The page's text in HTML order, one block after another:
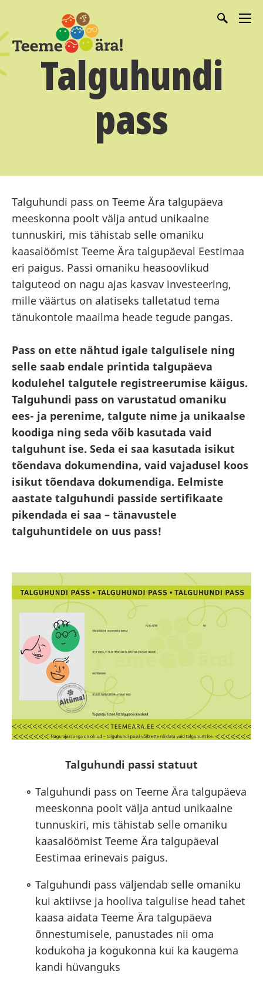
Talguhundi
pass
Talguhundi pass on Teeme Ära talgupäeva
meeskonna poolt välja antud unikaalne
tunnuskiri, mis tähistab selle omaniku
kaasalöömist Teeme Ära talgupäeval Eestimaa
eri paigus. Passi omaniku heasoovlikud
talguteod on nagu ajas kasvav investeering,
mille väärtus on alatiseks talletatud tema
tänukontole maailma heade tegude pangas.
Pass on ette nähtud igale talgulisele ning
selle saab endale printida talgupäeva
kodulehel talgutele registreerumise käigus.
Talguhundi pass on varustatud omaniku
ees- ja perenime, talgute nime ja unikaalse
koodiga ning seda võib kasutada vaid
talguhunt ise. Seda ei saa kasutada isikut
tõendava dokumendina, vaid vajadusel koos
isikut tõendava dokumendiga. Eelmiste
aastate talguhundi passide sertifikaate
pikendada ei saa – tänavustele
talguhuntidele on uus pass!
Talguhundi passi statuut
Talguhundi pass on Teeme Ära talgupäeva
meeskonna poolt välja antud unikaalne
tunnuskiri, mis tähistab selle omaniku
kaasalöömist Teeme Ära talgupäeval
Eestimaa erinevais paigus.
Talguhundi pass väljendab selle omaniku
kui aktiivse ja hooliva talgulise head tahet
kaasa aidata Teeme Ära talgupäeva
õnnestumisele, panustades nii oma
kodukoha ja kogukonna kui ka kaugema
kandi hüvanguks